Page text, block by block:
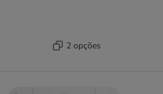
2 opções